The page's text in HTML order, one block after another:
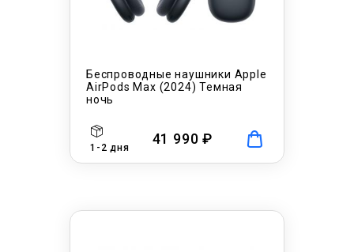
Беспроводные наушники Apple
AirPods Max (2024) Темная
ночь
41 990 ₽
1-2 дня